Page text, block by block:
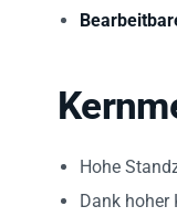
Hohe
Dank hoher